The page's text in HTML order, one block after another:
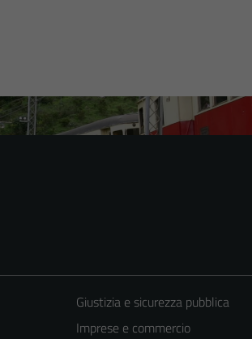
Giustizia e sicurezza pubblica
Imprese e commercio